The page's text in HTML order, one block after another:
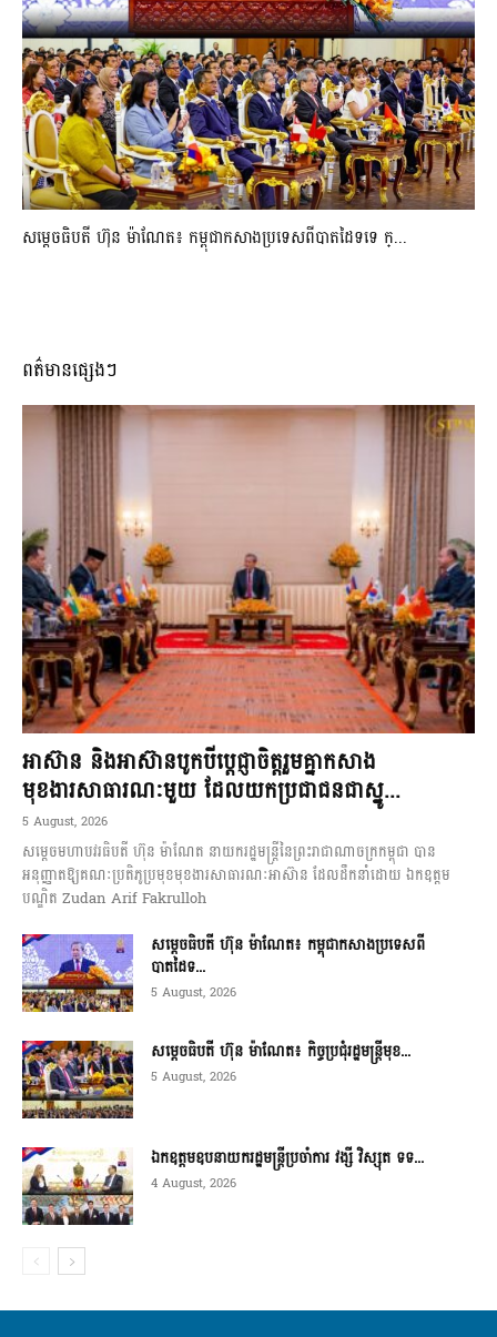
សម្ដេចធិបតី ហ៊ុន ម៉ាណែត៖ កម្ពុជាកសាងប្រទេសពីបាតដៃទទេ ក្...
ពត៌មានផ្សេងៗ
អាស៊ាន និងអាស៊ានបូកបីប្តេជ្ញាចិត្តរួមគ្នាកសាង
មុខងារសាធារណៈមួយ ដែលយកប្រជាជនជាស្នូ...
5 August, 2026
សម្តេចមហាបវរធិបតី ហ៊ុន ម៉ាណែត នាយករដ្ឋមន្ត្រីនៃព្រះរាជាណាចក្រកម្ពុជា បាន
អនុញ្ញាតឱ្យគណៈប្រតិភូប្រមុខមុខងារសាធារណៈអាស៊ាន ដែលដឹកនាំដោយ ឯកឧត្តម
បណ្ឌិត Zudan Arif Fakrulloh
សម្ដេចធិបតី ហ៊ុន ម៉ាណែត៖ កម្ពុជាកសាងប្រទេសពី
បាតដៃទ...
5 August, 2026
សម្ដេចធិបតី ហ៊ុន ម៉ាណែត៖ កិច្ចប្រជុំរដ្ឋមន្ត្រីមុខ...
5 August, 2026
ឯកឧត្តមឧបនាយករដ្ឋមន្ត្រីប្រចាំការ វង្សី វិស្សុត ទទ...
4 August, 2026